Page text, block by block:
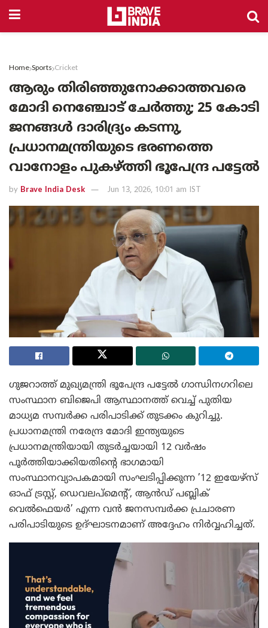
Home Sports Cricket
ആരും തിരിഞ്ഞുനോക്കാത്തവരെ
മോദി നെഞ്ചോട് ചേർത്തു; 25 കോടി
ജനങ്ങൾ ദാരിദ്ര്യം കടന്നു,
പ്രധാനമന്ത്രിയുടെ ഭരണത്തെ
വാനോളം പുകഴ്ത്തി ഭൂപേന്ദ്ര പട്ടേൽ
by Brave India Desk Jun 13, 2026, 10:01 am IST
ഗുജറാത്ത് മുഖ്യമന്ത്രി ഭൂപേന്ദ്ര പട്ടേൽ ഗാന്ധിനഗറിലെ
സംസ്ഥാന ബിജെപി ആസ്ഥാനത്ത് വെച്ച് പുതിയ
മാധ്യമ സമ്പർക്ക പരിപാടിക്ക് തുടക്കം കുറിച്ചു.
പ്രധാനമന്ത്രി നരേന്ദ്ര മോദി ഇന്ത്യയുടെ
പ്രധാനമന്ത്രിയായി തുടർച്ചയായി 12 വർഷം
പൂർത്തിയാക്കിയതിന്റെ ഭാഗമായി
സംസ്ഥാനവ്യാപകമായി സംഘടിപ്പിക്കുന്ന ’12 ഇയേഴ്‌സ്
ഓഫ് ട്രസ്റ്റ്, ഡെവലപ്‌മെന്റ്, ആൻഡ് പബ്ലിക്
വെൽഫെയർ’ എന്ന വൻ ജനസമ്പർക്ക പ്രചാരണ
പരിപാടിയുടെ ഉദ്ഘാടനമാണ് അദ്ദേഹം നിർവ്വഹിച്ചത്.